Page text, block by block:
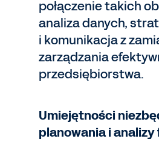
połączenie takich
analiza danych,
i komunikacja z
zarządzania
przedsiębiorstwa.
Umiejętności
planowania i